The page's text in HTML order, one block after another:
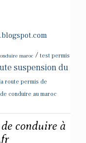
maroc / test permis
suspension du
route permis de
conduire au maroc
conduire à